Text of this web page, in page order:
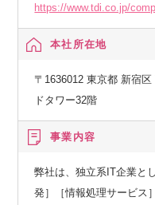
https://www.tdi.co.jp/
本社所在地
〒1636012 東京都 新宿
ドタワー32階
事業内容
弊社は、独立系IT企業と
発］［情報処理サービス